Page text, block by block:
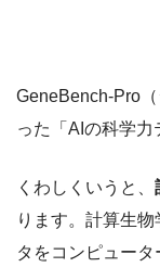
GeneBench-Pro
った「AIの科学力
くわしくいうと、
ります。計算生
タをコンピュータ